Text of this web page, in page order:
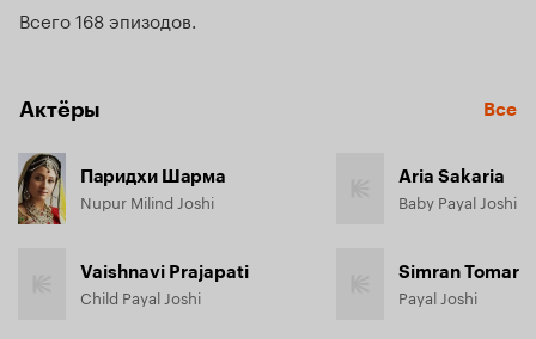
Всего 168 эпизодов
Актёры Все
Паридхи Шарма
Nupur Milind Joshi
Vaishnavi Prajapati
Child Payal Joshi
Aria Sakaria
Baby Payal Joshi
Simran Tomar
Payal Joshi